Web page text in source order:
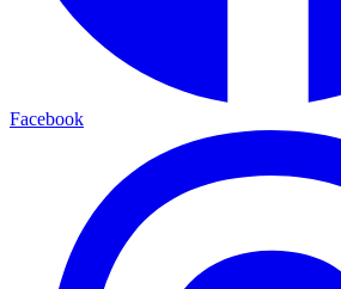
Facebook